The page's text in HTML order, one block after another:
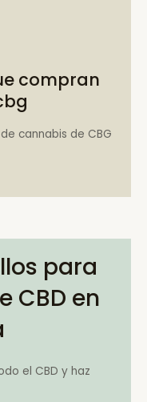
compran
cannabis de CBG
para
CBD en
el CBD y haz